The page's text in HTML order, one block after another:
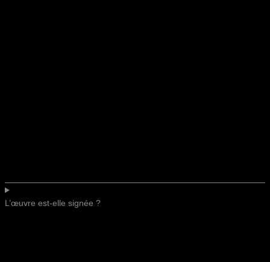
L’œuvre est-elle signée ?